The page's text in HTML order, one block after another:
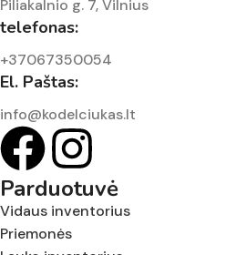
Piliakalnio g. 7, Vilnius
telefonas:
+37067350054
El. Paštas:
info@kodelciukas.lt
Parduotuvė
Vidaus inventorius
Priemonės